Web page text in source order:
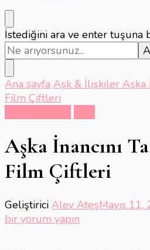
Bir
şey
mi
arıyorsunuz?
İstediğini ara ve enter tuşuna
Ana sayfa Aşk & İlişkiler Aşka
Film Çiftleri
Aşka İnancını
Film Çiftleri
Geliştirici Alev AteşMayıs 11,
bir yorum yapın